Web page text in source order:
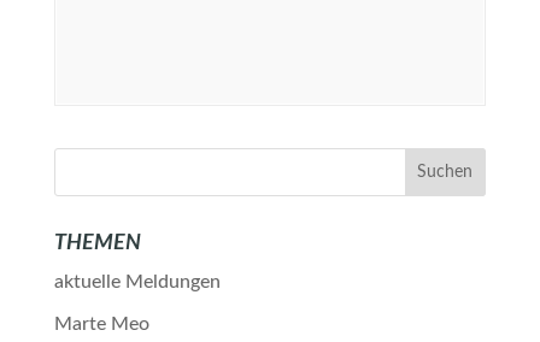
THEMEN
aktuelle Meldungen
Marte Meo